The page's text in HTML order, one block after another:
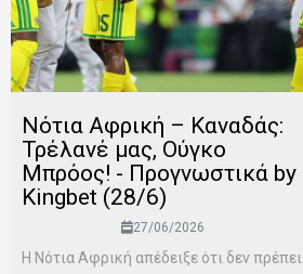
Νότια Αφρική – Καναδάς:
Τρέλανέ μας, Ούγκο
Μπρόος! - Προγνωστικά by
Kingbet (28/6)
27/06/2026
Η Νότια Αφρική απέδειξε ότι δεν πρέπει